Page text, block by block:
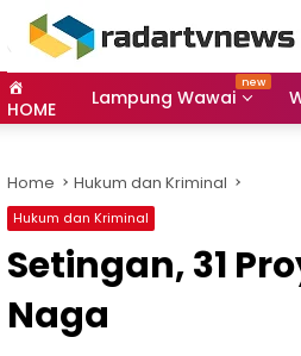
HOME Lampung Wawai
Home Hukum dan Kriminal
Hukum dan Kriminal
Setingan, 31
Naga